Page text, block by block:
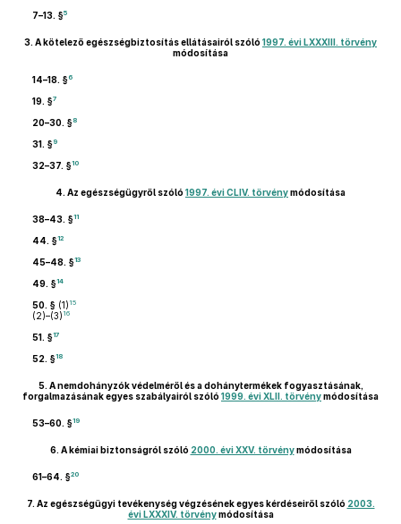
7–13. §5
3. A kötelező egészségbiztosítás ellátásairól szóló 1997. évi LXXXIII. törvény
módosítása
14–18. §6
19. §7
20–30. §8
31. §9
32–37. §10
4. Az egészségügyről szóló 1997. évi CLIV. törvénymódosítása
38–43. §11
44. §12
45–48. §13
49. §14
50. § (1) 15
(2)–(3) 16
51. §17
52. §18
5. A nemdohányzók védelméről és a dohánytermékek fogyasztásának,
forgalmazásának egyes szabályairól szóló 1999. évi XLII. törvénymódosítása
53–60. §19
6. A kémiai biztonságról szóló 2000. évi XXV. törvénymódosítása
61–64. §20
7. Az egészségügyi tevékenység végzésének egyes kérdéseiről szóló 2003.
évi LXXXIV. törvénymódosítása